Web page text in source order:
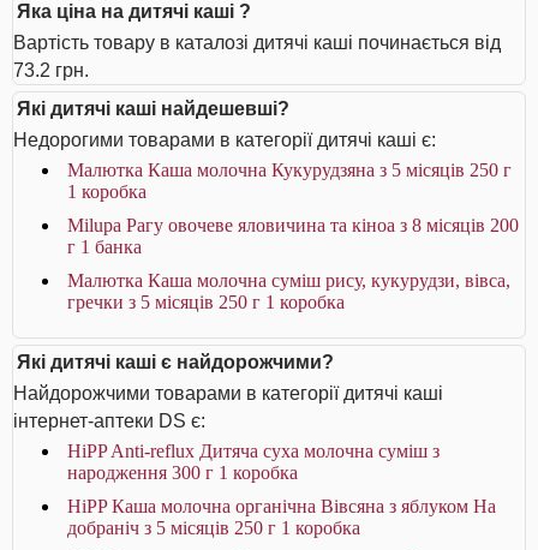
Яка ціна на дитячі каші ?
Вартість товару в каталозі дитячі каші починається від
73.2 грн.
Які дитячі каші найдешевші?
Недорогими товарами в категорії дитячі каші є:
Малютка Каша молочна Кукурудзяна з 5 місяців 250 г
1 коробка
Milupa Рагу овочеве яловичина та кіноа з 8 місяців 200
г 1 банка
Малютка Каша молочна суміш рису, кукурудзи, вівса,
гречки з 5 місяців 250 г 1 коробка
Які дитячі каші є найдорожчими?
Найдорожчими товарами в категорії дитячі каші
інтернет-аптеки DS є:
HiPP Anti-reflux Дитяча суха молочна суміш з
народження 300 г 1 коробка
HiPP Каша молочна органічна Вівсяна з яблуком На
добраніч з 5 місяців 250 г 1 коробка